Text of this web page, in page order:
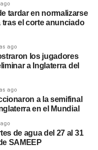
tardar en normalizarse
tras el corte anunciado
ago
los jugadores
a Inglaterra del
ago
a la semifinal
en el Mundial
de agua del 27 al 31
SAMEEP